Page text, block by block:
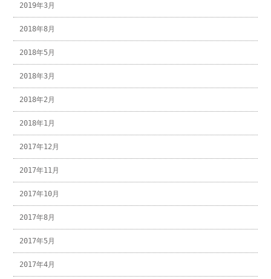
2019年3月
2018年8月
2018年5月
2018年3月
2018年2月
2018年1月
2017年12月
2017年11月
2017年10月
2017年8月
2017年5月
2017年4月